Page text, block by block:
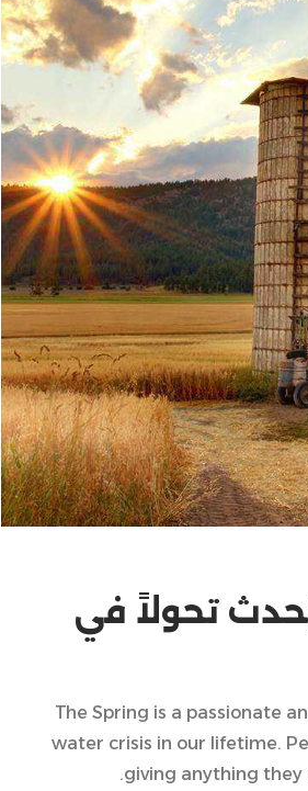
تحولاً في
The Spring is a passionate
water crisis in our lifetime.
giving anything they